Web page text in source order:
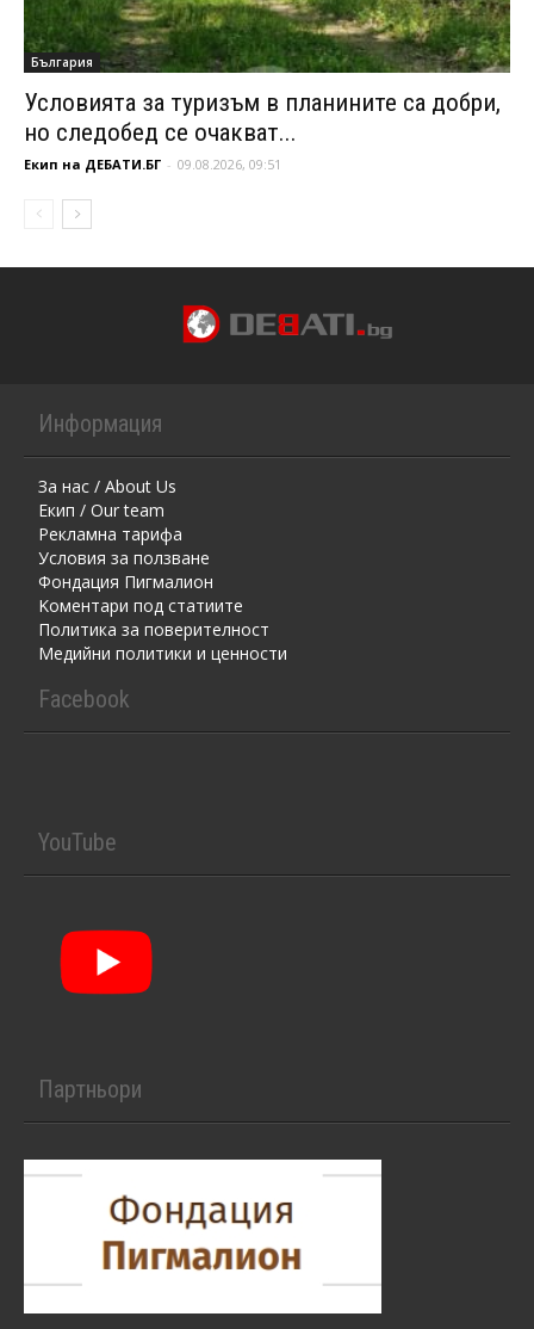
България
Условията за туризъм в планините са добри,
но следобед се очакват...
Екип на ДЕБАТИ.БГ - 09.08.2026, 09:51
Информация
За нас / About Us
Екип / Our team
Рекламна тарифа
Условия за ползване
Фондация Пигмалион
Kоментaри под статиите
Политика за поверителност
Медийни политики и ценности
Facebook
YouTube
Партньори